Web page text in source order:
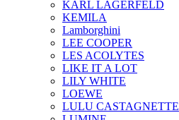
KARL LAGERFELD
KEMILA
Lamborghini
LEE COOPER
LES ACOLYTES
LIKE IT A LOT
LILY WHITE
LOEWE
LULU CASTAGNETTE